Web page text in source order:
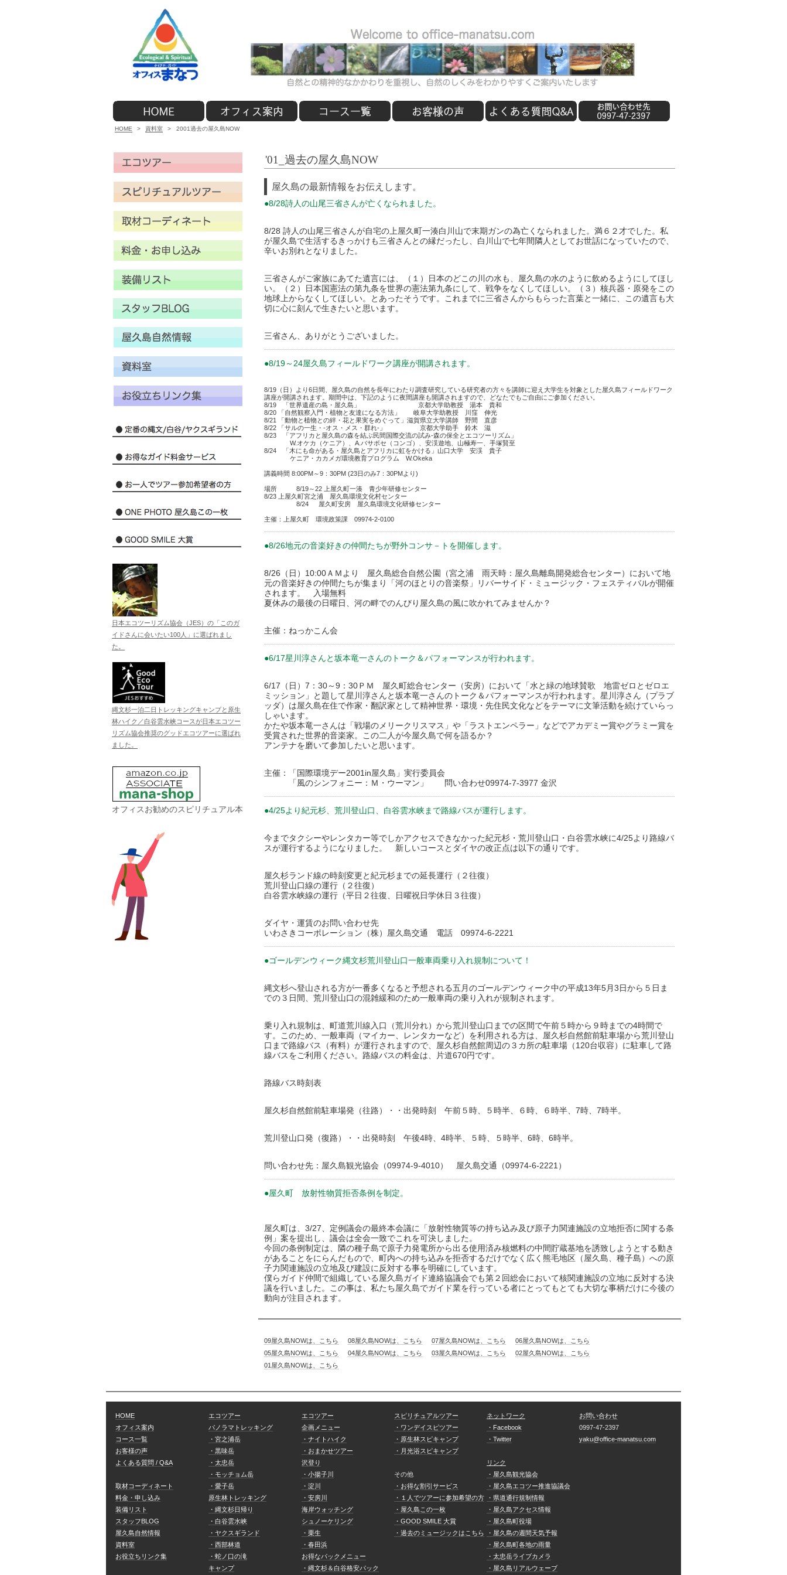
HOME > 資料室 > 2001過去の屋久島NOW
'01_過去の屋久島NOW
屋久島の最新情報をお伝えします。
●8/28詩人の山尾三省さんが亡くなられました。
8/28 詩人の山尾三省さんが自宅の上屋久町一湊白川山で末期ガンの為亡くなられました。満６２才でした。私
が屋久島で生活するきっかけも三省さんとの縁だったし、白川山で七年間隣人としてお世話になっていたので、
辛いお別れとなりました。
三省さんがご家族にあてた遺言には、（１）日本のどこの川の水も、屋久島の水のように飲めるようにしてほし
い。（２）日本国憲法の第九条を世界の憲法第九条にして、戦争をなくしてほしい。（３）核兵器・原発をこの
地球上からなくしてほしい。とあったそうです。これまでに三省さんからもらった言葉と一緒に、この遺言も大
切に心に刻んで生きたいと思います。
三省さん、ありがとうございました。
●8/19～24屋久島フィールドワーク講座が開講されます。
8/19（日）より6日間、屋久島の自然を長年にわたり調査研究している研究者の方々を講師に迎え大学生を対象とした屋久島フィールドワーク
講座が開講されます。期間中は、下記のように夜間講座も開講されますので、どなたでもご自由にご参加ください。
8/19 「世界遺産の島・屋久島」 京都大学助教授 湯本 貴和
8/20 「自然観察入門・植物と友達になる方法」 岐阜大学助教授 川窪 伸光
8/21 「動物と植物との絆・花と果実をめぐって」滋賀県立大学講師 野間 直彦
8/22 「サルの一生・-オス・メス・群れ-」 京都大学助手 鈴木 滋
8/23 「アフリカと屋久島の森を結ぶ民間国際交流の試み-森の保全とエコツーリズム」
W.オケカ（ケニア）、A.バサボセ（コンゴ）、安渓遊地、山極寿一、手塚賢至
8/24 「木にも命がある・屋久島とアフリカに虹をかける」山口大学 安渓 貴子
ケニア・カカメガ環境教育プログラム W.Okeka
講義時間 8:00PM～9：30PM (23日のみ7：30PMより)
場所 8/19～22 上屋久町一湊 青少年研修センター
8/23 上屋久町宮之浦 屋久島環境文化村センター
8/24 屋久町安房 屋久島環境文化研修センター
主催：上屋久町 環境政策課 09974-2-0100
●8/26地元の音楽好きの仲間たちが野外コンサ－トを開催します。
8/26（日）10:00ＡＭより 屋久島総合自然公園（宮之浦 雨天時：屋久島離島開発総合センター）において地
元の音楽好きの仲間たちが集まり「河のほとりの音楽祭」リバーサイド・ミュージック・フェスティバルが開催
されます。 入場無料
夏休みの最後の日曜日、河の畔でのんびり屋久島の風に吹かれてみませんか？
主催：ねっかこん会
●6/17星川淳さんと坂本竜一さんのトーク＆パフォーマンスが行われます。
6/17（日）7：30～9：30ＰＭ 屋久町総合センター（安房）において「水と緑の地球賛歌 地雷ゼロとゼロエ
ミッション」と題して星川淳さんと坂本竜一さんのトーク＆パフォーマンスが行われます。星川淳さん（プラブ
ッダ）は屋久島在住で作家・翻訳家として精神世界・環境・先住民文化などをテーマに文筆活動を続けていらっ
しゃいます。
かたや坂本竜一さんは「戦場のメリークリスマス」や「ラストエンペラー」などでアカデミー賞やグラミー賞を
受賞された世界的音楽家。この二人が今屋久島で何を語るか？
アンテナを磨いて参加したいと思います。
主催：「国際環境デー2001in屋久島」実行委員会
「風のシンフォニー：Ｍ・ウーマン」 問い合わせ09974-7-3977 金沢
●4/25より紀元杉、荒川登山口、白谷雲水峡まで路線バスが運行します。
今までタクシーやレンタカー等でしかアクセスできなかった紀元杉・荒川登山口・白谷雲水峡に4/25より路線バ
スが運行するようになりました。 新しいコースとダイヤの改正点は以下の通りです。
屋久杉ランド線の時刻変更と紀元杉までの延長運行（２往復）
荒川登山口線の運行（２往復）
白谷雲水峡線の運行（平日２往復、日曜祝日学休日３往復）
ダイヤ・運賃のお問い合わせ先
いわさきコーポレーション（株）屋久島交通 電話 09974-6-2221
●ゴールデンウィーク縄文杉荒川登山口一般車両乗り入れ規制について！
縄文杉へ登山される方が一番多くなると予想される五月のゴールデンウィーク中の平成13年5月3日から５日ま
での３日間、荒川登山口の混雑緩和のため一般車両の乗り入れが規制されます。
乗り入れ規制は、町道荒川線入口（荒川分れ）から荒川登山口までの区間で午前５時から９時までの4時間で
す。このため、一般車両（マイカー、レンタカーなど）を利用される方は、屋久杉自然館前駐車場から荒川登山
口まで路線バス（有料）が運行されますので、屋久杉自然館周辺の３カ所の駐車場（120台収容）に駐車して路
線バスをご利用ください。路線バスの料金は、片道670円です。
路線バス時刻表
屋久杉自然館前駐車場発（往路）・・出発時刻 午前５時、５時半、６時、６時半、7時、7時半。
荒川登山口発（復路）・・出発時刻 午後4時、4時半、５時、５時半、6時、6時半。
問い合わせ先：屋久島観光協会（09974-9-4010） 屋久島交通（09974-6-2221）
●屋久町 放射性物質拒否条例を制定。
屋久町は、3/27、定例議会の最終本会議に「放射性物質等の持ち込み及び原子力関連施設の立地拒否に関する条
例」案を提出し、議会は全会一致でこれを可決しました。
今回の条例制定は、隣の種子島で原子力発電所から出る使用済み核燃料の中間貯蔵基地を誘致しようとする動き
があることをにらんだもので、町内への持ち込みを拒否するだけでなく広く熊毛地区（屋久島、種子島）への原
子力関連施設の立地及び建設に反対する事を明確にしています。
僕らガイド仲間で組織している屋久島ガイド連絡協議会でも第２回総会において核関連施設の立地に反対する決
議を行いました。この事は、私たち屋久島でガイド業を行っている者にとってもとても大切な事柄だけに今後の
動向が注目されます。
09屋久島NOWは、こちら 08屋久島NOWは、こちら 07屋久島NOWは、こちら
06屋久島NOWは、こちら
05屋久島NOWは、こちら
04屋久島NOWは、こちら 03屋久島NOWは、こちら
02屋久島NOWは、こちら
01屋久島NOWは、こちら
日本エコツーリズム協会（JES）の「このガ
イドさんに会いたい100人」に選ばれまし
た。
縄文杉一泊二日トレッキングキャンプと原生
林ハイク／白谷雲水峡コースが日本エコツー
リズム協会推奨のグッドエコツアーに選ばれ
ました。
オフィスお勧めのスピリチュアル本
HOME
オフィス案内
コース一覧
お客様の声
よくある質問 / Q&A
取材コーディネート
料金・申し込み
装備リスト
スタッフBLOG
屋久島自然情報
資料室
お役立ちリンク集
エコツアー
パノラマトレッキング
・宮之浦岳
・黒味岳
・太忠岳
・モッチョム岳
・愛子岳
原生林トレッキング
・縄文杉日帰り
・白谷雲水峡
・ヤクスギランド
・西部林道
・蛇ノ口の滝
キャンプ
エコツアー
企画メニュー
・ナイトハイク
・おまかせツアー
沢登り
・小揚子川
・淀川
・安房川
海岸ウォッチング
シュノーケリング
・栗生
・春田浜
お得なパックメニュー
・縄文杉＆白谷格安パック
スピリチュアルツアー
・ワンデイスピツアー
・原生林スピキャンプ
・月光浴スピキャンプ
その他
・お得な割引サービス
・１人でツアーに参加希望の方
・屋久島この一枚
・GOOD SMILE 大賞
・過去のミュージックはこちら
ネットワーク
・Facebook
・Twitter
リンク
・屋久島観光協会
・屋久島エコツー推進協議会
・県道通行規制情報
・屋久島アクセス情報
・屋久島町役場
・屋久島の週間天気予報
・屋久島町各地の雨量
・太忠岳ライブカメラ
・屋久島リアルウェーブ
お問い合わせ
0997-47-2397
yaku@office-manatsu.com